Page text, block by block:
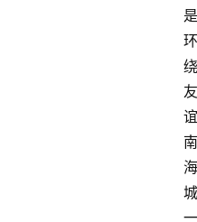
是
环
绕
友
谊
南
海
城
一